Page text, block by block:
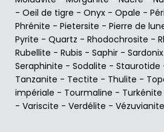
- Oeil de tigre - Onyx - Opale -
Phrénite - Pietersite - Pierre de
Pyrite - Quartz - Rhodochrosite -
Rubellite - Rubis - Saphir - Sardonix
Seraphinite - Sodalite - Staurotide
Tanzanite - Tectite - Thulite -
impériale - Tourmaline - Turkénite
- Variscite - Verdélite - Vézuvianite